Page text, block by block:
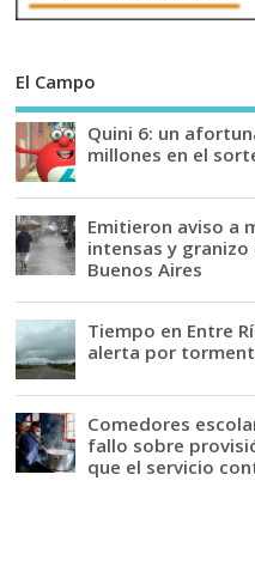
El Campo
Quini 6: un
millones en el
Emitieron aviso a
intensas y granizo
Buenos Aires
Tiempo en Entre
alerta por
Comedores
fallo sobre
que el servicio